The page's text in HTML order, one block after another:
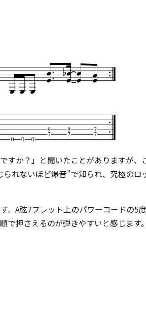
すか？」と聞いたことがありますが、
れないほど爆音”で知られ、究極のロ
。A弦7フレット上のパワーコードの5
押さえるのが弾きやすいと感じます